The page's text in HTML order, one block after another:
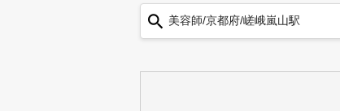
美容師/京都府/嵯峨嵐山駅